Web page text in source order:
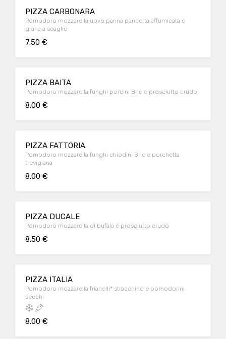
PIZZA CARBONARA
Pomodoro mozzarella uovo panna pancetta affumicata e
grana a scaglie
7.50 €
PIZZA BAITA
Pomodoro mozzarella funghi porcini Brie e prosciutto crudo
8.00 €
PIZZA FATTORIA
Pomodoro mozzarella funghi chiodini Brie e porchetta
trevigiana
8.00 €
PIZZA DUCALE
Pomodoro mozzarella di bufala e prosciutto crudo
8.50 €
PIZZA ITALIA
Pomodoro mozzarella friarielli* stracchino e pomodorini
secchi
8.00 €